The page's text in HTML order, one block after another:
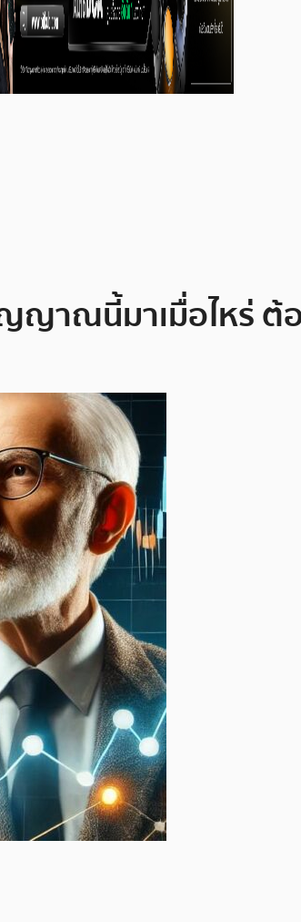
ญาณนี้มาเมื่อไหร่